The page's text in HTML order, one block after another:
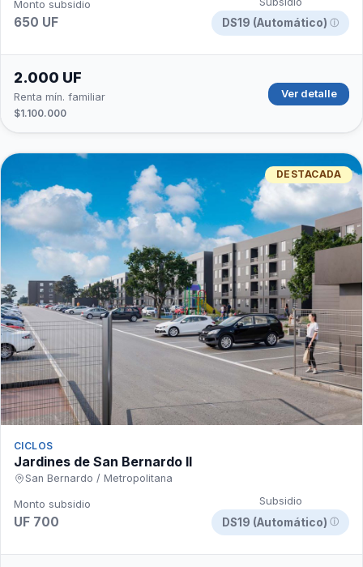
Monto subsidio
650 UF
DS19 (Automático) ⓘ
2.000 UF
Renta mín. familiar
$1.100.000
Ver detalle
DESTACADA
CICLOS
Jardines de San Bernardo II
San Bernardo / Metropolitana
Monto subsidio
UF 700
Subsidio
DS19 (Automático) ⓘ